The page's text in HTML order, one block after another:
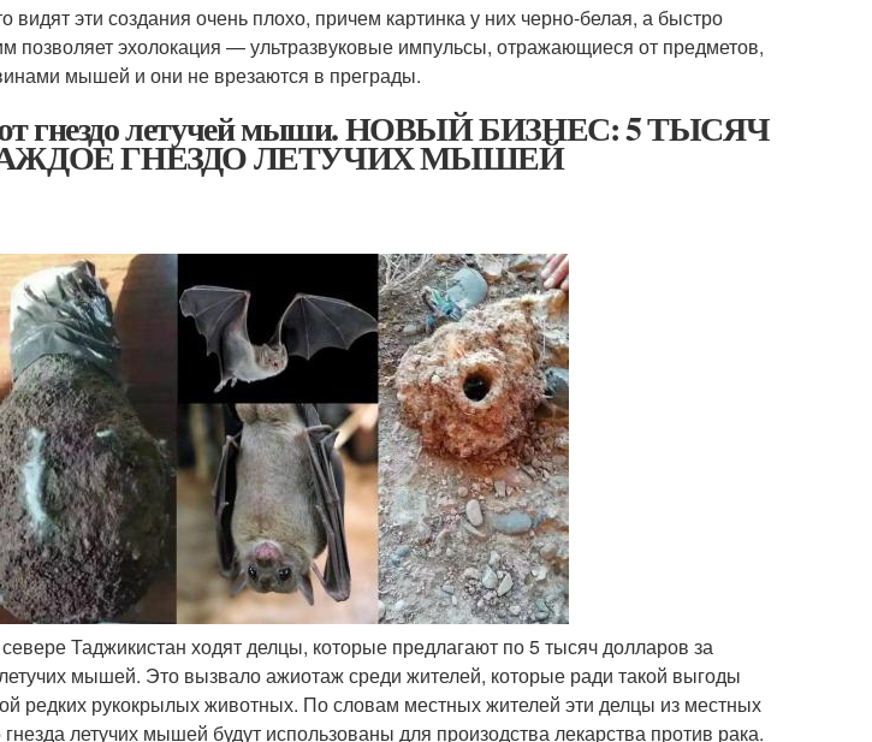
эти создания очень плохо, причем картинка у них черно-белая, а быстро
позволяет эхолокация — ультразвуковые импульсы, отражающиеся от предметов,
мышей и они не врезаются в преграды.
гнездо летучей мыши. НОВЫЙ БИЗНЕС: 5 ТЫСЯЧ
ГНЕЗДО ЛЕТУЧИХ МЫШЕЙ
Таджикистан ходят делцы, которые предлагают по 5 тысяч долларов за
мышей. Это вызвало ажиотаж среди жителей, которые ради такой выгоды
редких рукокрылых животных. По словам местных жителей эти делцы из местных
летучих мышей будут использованы для произодства лекарства против рака.